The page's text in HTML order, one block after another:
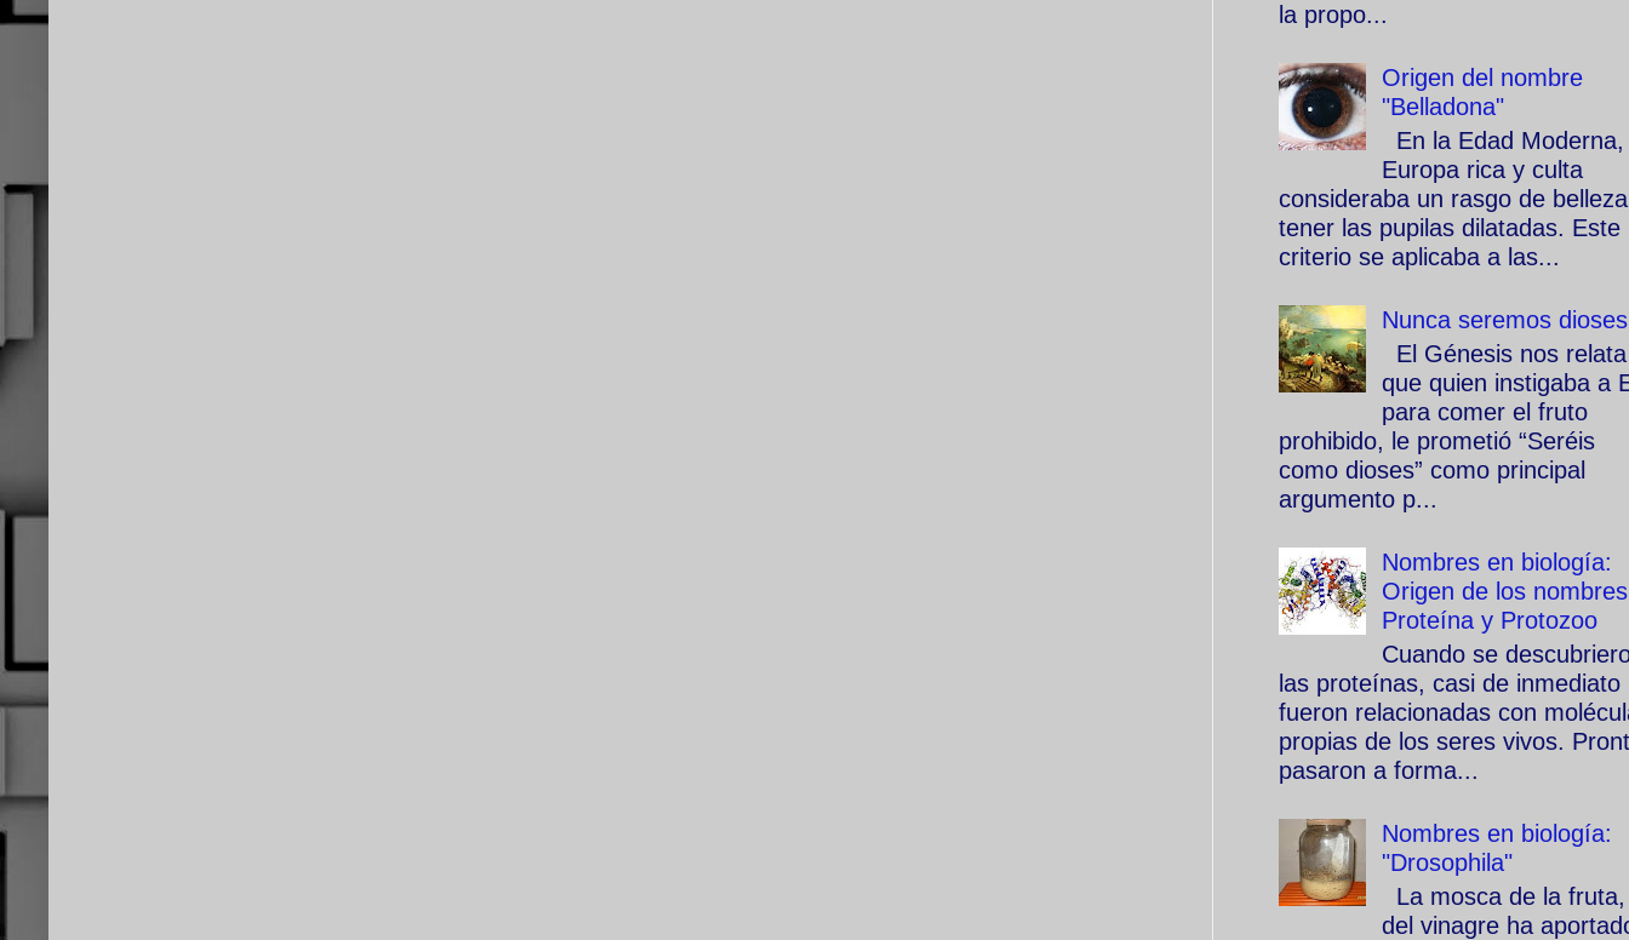
la propo...
Origen del nombre
"Belladona"
En la Edad Moderna,
Europa rica y culta
consideraba un rasgo de
tener las pupilas dilatadas. Este
criterio se aplicaba a las...
Nunca seremos dioses
El Génesis nos relata
que quien instigaba a
para comer el fruto
prohibido, le prometió “Seréis
como dioses” como principal
argumento p...
Nombres en biología:
Origen de los nombres
Proteína y Protozoo
Cuando se
las proteínas, casi de inmediato
fueron relacionadas con
propias de los seres vivos.
pasaron a forma...
Nombres en biología:
"Drosophila"
La mosca de la
del vinagre ha